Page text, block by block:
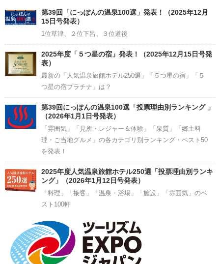
Channel
第39回「にっぽんの温泉100選」発表！（2025年12月
15日号発表）
1位草津、２位下呂、３位道後
2025年度「５つ星の宿」発表！（2025年12月15日号発
表）
最新の「人気温泉旅館ホテル250選」「５つ星の宿」「５
つ星の宿プラチナ」は？
第39回にっぽんの温泉100選「投票理由別ランキング 」
（2026年1月1日号発表）
「雰囲気」「見所・レジャー＆体験」「泉質」「郷土料
理・ご当地グルメ」の各カテゴリ別ランキング・ベスト50
を発表！
2025年度人気温泉旅館ホテル250選「投票理由別ランキ
ング」（2026年1月12日号発表）
「料理」「接客」「温泉・浴場」「施設」「雰囲気」のベ
スト100軒